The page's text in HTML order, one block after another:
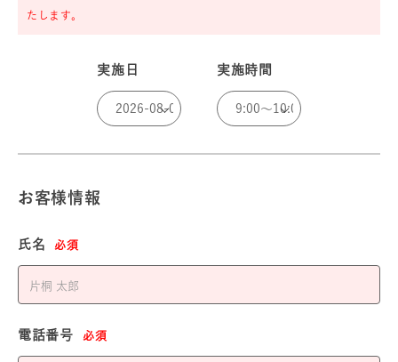
たします。
実施日 実施時間
お客様情報
氏名 必須
電話番号 必須